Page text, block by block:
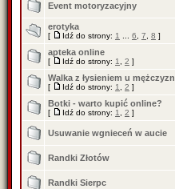
Event motoryzacyjny
erotyka
[ Idź do strony: 1 6 7 8 ]
apteka online
[ Idź do strony: 1 2 ]
Walka z łysieniem u
[ Idź do strony: 1 2 ]
Botki - warto kupić online?
[ Idź do strony: 1 2 ]
Usuwanie wgnieceń w aucie
Randki Złotów
Randki Sierpc